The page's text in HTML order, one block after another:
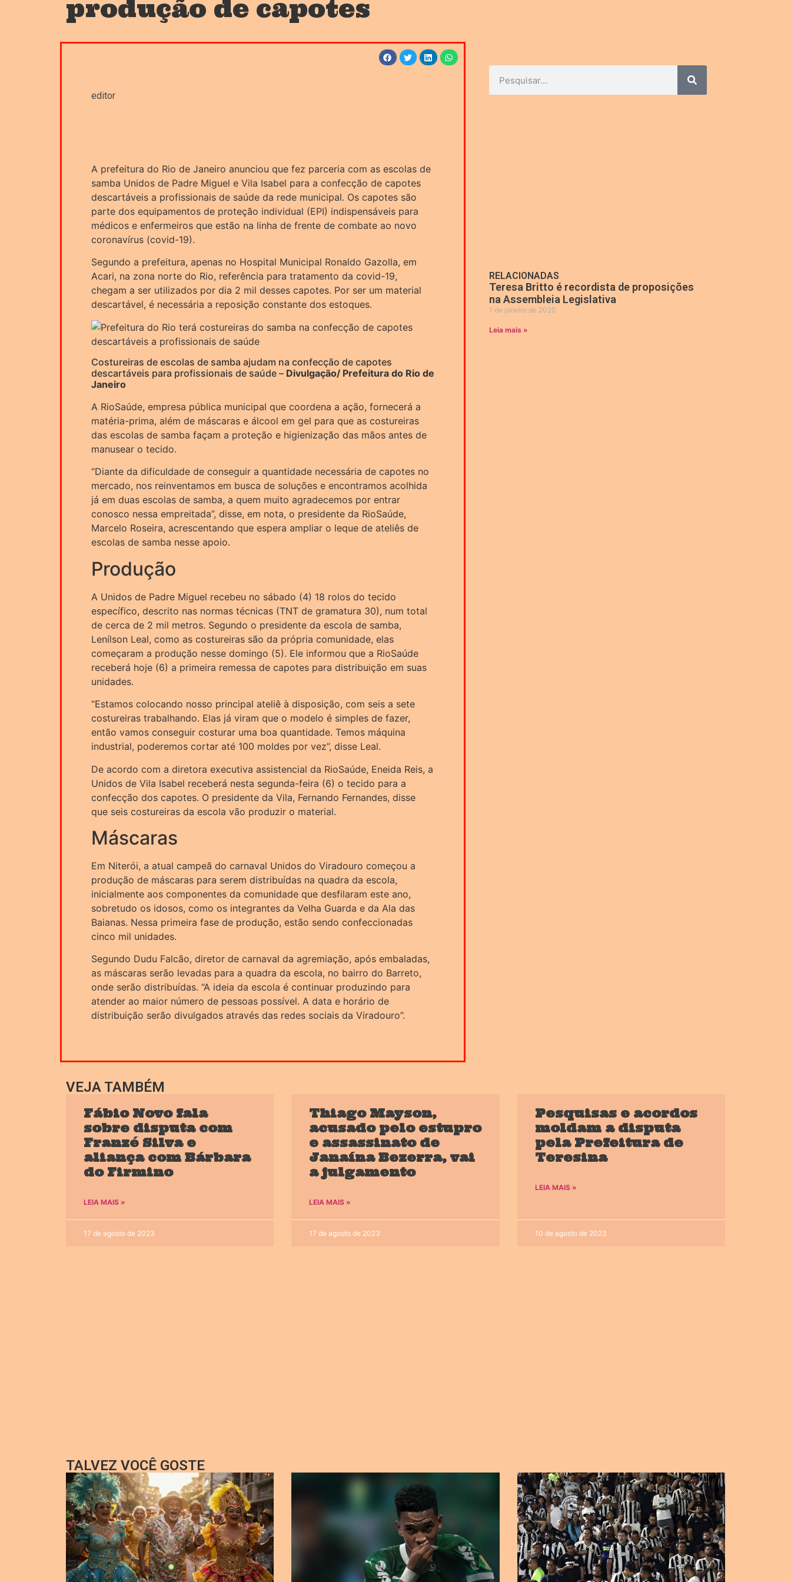
produção de capotes
editor
A prefeitura do Rio de Janeiro anunciou que fez parceria com as escolas de
samba Unidos de Padre Miguel e Vila Isabel para a confecção de capotes
descartáveis a profissionais de saúde da rede municipal. Os capotes são
parte dos equipamentos de proteção individual (EPI) indispensáveis para
médicos e enfermeiros que estão na linha de frente de combate ao novo
coronavírus (covid-19).
Segundo a prefeitura, apenas no Hospital Municipal Ronaldo Gazolla, em
Acari, na zona norte do Rio, referência para tratamento da covid-19,
chegam a ser utilizados por dia 2 mil desses capotes. Por ser um material
descartável, é necessária a reposição constante dos estoques.
Costureiras de escolas de samba ajudam na confecção de capotes
descartáveis para profissionais de saúde – Divulgação/ Prefeitura do Rio de
Janeiro
A RioSaúde, empresa pública municipal que coordena a ação, fornecerá a
matéria-prima, além de máscaras e álcool em gel para que as costureiras
das escolas de samba façam a proteção e higienização das mãos antes de
manusear o tecido.
“Diante da dificuldade de conseguir a quantidade necessária de capotes no
mercado, nos reinventamos em busca de soluções e encontramos acolhida
já em duas escolas de samba, a quem muito agradecemos por entrar
conosco nessa empreitada”, disse, em nota, o presidente da RioSaúde,
Marcelo Roseira, acrescentando que espera ampliar o leque de ateliês de
escolas de samba nesse apoio.
Produção
A Unidos de Padre Miguel recebeu no sábado (4) 18 rolos do tecido
específico, descrito nas normas técnicas (TNT de gramatura 30), num total
de cerca de 2 mil metros. Segundo o presidente da escola de samba,
Lenílson Leal, como as costureiras são da própria comunidade, elas
começaram a produção nesse domingo (5). Ele informou que a RioSaúde
receberá hoje (6) a primeira remessa de capotes para distribuição em suas
unidades.
“Estamos colocando nosso principal ateliê à disposição, com seis a sete
costureiras trabalhando. Elas já viram que o modelo é simples de fazer,
então vamos conseguir costurar uma boa quantidade. Temos máquina
industrial, poderemos cortar até 100 moldes por vez”, disse Leal.
De acordo com a diretora executiva assistencial da RioSaúde, Eneida Reis, a
Unidos de Vila Isabel receberá nesta segunda-feira (6) o tecido para a
confecção dos capotes. O presidente da Vila, Fernando Fernandes, disse
que seis costureiras da escola vão produzir o material.
Máscaras
Em Niterói, a atual campeã do carnaval Unidos do Viradouro começou a
produção de máscaras para serem distribuídas na quadra da escola,
inicialmente aos componentes da comunidade que desfilaram este ano,
sobretudo os idosos, como os integrantes da Velha Guarda e da Ala das
Baianas. Nessa primeira fase de produção, estão sendo confeccionadas
cinco mil unidades.
Segundo Dudu Falcão, diretor de carnaval da agremiação, após embaladas,
as máscaras serão levadas para a quadra da escola, no bairro do Barreto,
onde serão distribuídas. “A ideia da escola é continuar produzindo para
atender ao maior número de pessoas possível. A data e horário de
distribuição serão divulgados através das redes sociais da Viradouro”.
RELACIONADAS
Teresa Britto é recordista de proposições
na Assembleia Legislativa
1 de janeiro de 2020
Leia mais »
VEJA TAMBÉM
Fábio Novo fala
sobre disputa com
Franzé Silva e
aliança com Bárbara
do Firmino
LEIA MAIS »
17 de agosto de 2023
Thiago Mayson,
acusado pelo estupro
e assassinato de
Janaína Bezerra, vai
a julgamento
LEIA MAIS »
17 de agosto de 2023
Pesquisas e acordos
moldam a disputa
pela Prefeitura de
Teresina
LEIA MAIS »
10 de agosto de 2023
TALVEZ VOCÊ GOSTE